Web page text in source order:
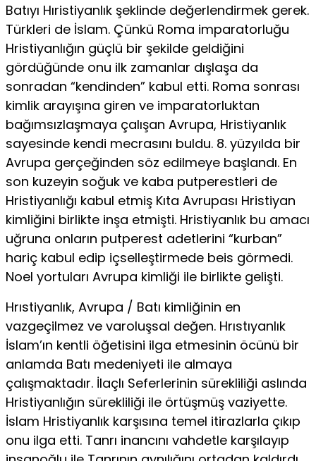
Batıyı Hıristiyanlık şeklinde değerlendirmek gerek.
Türkleri de İslam. Çünkü Roma imparatorluğu
Hristiyanlığın güçlü bir şekilde geldiğini
gördüğünde onu ilk zamanlar dışlaşa da
sonradan “kendinden” kabul etti. Roma sonrası
kimlik arayı­şına giren ve imparatorluktan
bağımsızlaşmaya çalışan Avrupa, Hristiyanlık
sayesinde kendi mecrasını buldu. 8. yüzyılda bir
Avrupa gerçeğinden söz edilmeye başlandı. En
son kuzeyin so­ğuk ve kaba putperestleri de
Hristiyanlığı kabul etmiş Kıta Avrupası Hristiyan
kimliğini birlikte inşa etmişti. Hristiyanlık bu amacı
uğruna onların putperest adetlerini “kurban”
hariç kabul edip içselleştirmede beis görmedi.
Noel yortuları Avrupa kimliği ile birlikte gelişti.
Hrıstiyanlık, Avrupa / Batı kimliğinin en
vazgeçilmez ve varoluşsal değen. Hrıstıyanlık
İslam’ın kentli öğetisini ilga etmesi­nin öcünü bir
anlamda Batı medeniyeti ile almaya
çalışmaktadır. İlaçlı Seferlerinin sürekliliği aslında
Hristiyanlığın sürekliliği ile örtüşmüş vaziyette.
İslam Hristiyanlık karşısına temel itiraz­larla çıkıp
onu ilga etti. Tanrı inancını vahdetle karşılayıp